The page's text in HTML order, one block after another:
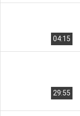
04:15
29:55